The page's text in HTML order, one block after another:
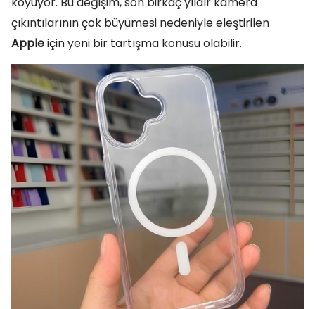
çıkıntılarının çok büyümesi nedeniyle eleştirilen
Appleiçin yeni bir tartışma konusu olabilir.